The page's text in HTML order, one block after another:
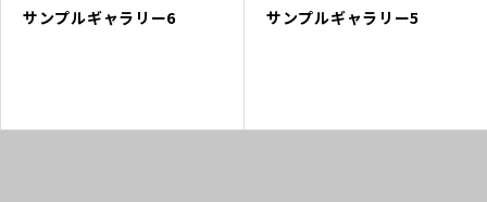
サンプルギャラリー6 サンプルギャラリー5